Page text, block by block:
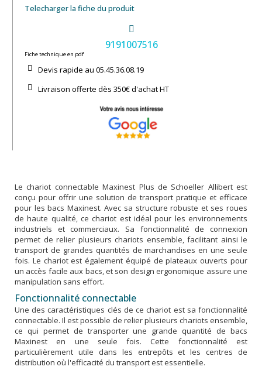
Telecharger la fiche du produit
9191007516
Fiche technique en pdf
Devis rapide au 05.45.36.08.19​
Livraison offerte dès 350€ d'achat​ HT
Le chariot connectable Maxinest Plus de Schoeller Allibert est
conçu pour offrir une solution de transport pratique et efficace
pour les bacs Maxinest. Avec sa structure robuste et ses roues
de haute qualité, ce chariot est idéal pour les environnements
industriels et commerciaux. Sa fonctionnalité de connexion
permet de relier plusieurs chariots ensemble, facilitant ainsi le
transport de grandes quantités de marchandises en une seule
fois. Le chariot est également équipé de plateaux ouverts pour
un accès facile aux bacs, et son design ergonomique assure une
manipulation sans effort.
Fonctionnalité connectable
Une des caractéristiques clés de ce chariot est sa fonctionnalité
connectable. Il est possible de relier plusieurs chariots ensemble,
ce qui permet de transporter une grande quantité de bacs
Maxinest en une seule fois. Cette fonctionnalité est
particulièrement utile dans les entrepôts et les centres de
distribution où l'efficacité du transport est essentielle.